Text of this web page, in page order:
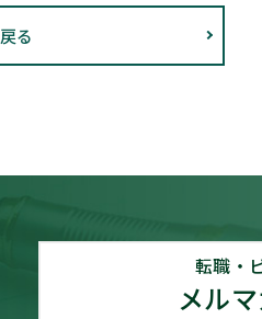
戻る
転職・
メル